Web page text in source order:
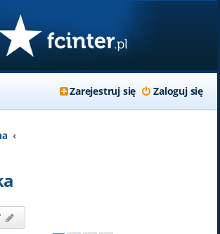
Zaloguj się
Zarejestruj się